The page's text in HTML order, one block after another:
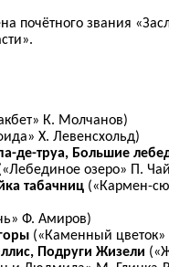
почётного звания
К. Молчанов)
Х. Левенсхольд)
де-труа, Большие
озеро» П.
табачниц («Кармен-
Ф. Амиров)
(«Каменный цветок»
Подруги Жизели